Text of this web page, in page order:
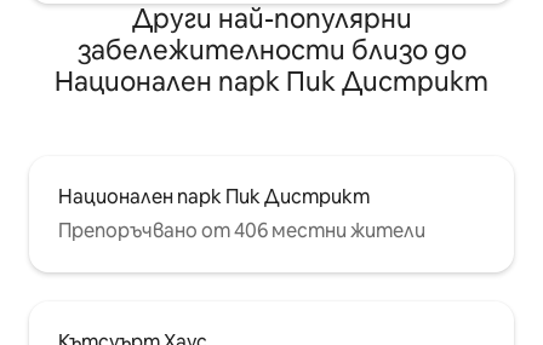
Други най-популярни
забележителности близо до
Национален парк Пик Дистрикт
Национален парк Пик Дистрикт
Препоръчвано от 406 местни жители